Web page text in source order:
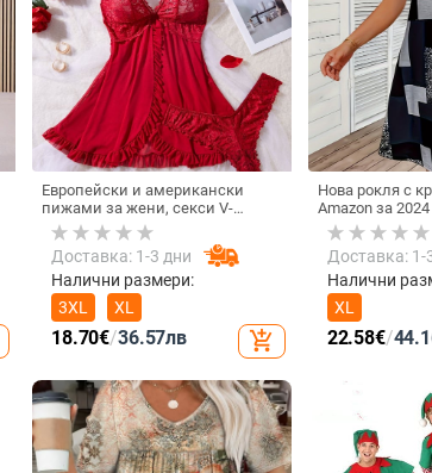
Европейски и американски
пижами за жени, секси V-
образно деколте, дантелени
тиранти, секси бельо, костюм
на едро, Amazon трансгранична
доставка
Доставка: 1-3 дни
Налични размери:
3XL
XL
18.70€/36.57лв add_shopping_cart
Нова рокля с
Amazon за 2024
Доставка: 1-
Налични
XL
22.58€/